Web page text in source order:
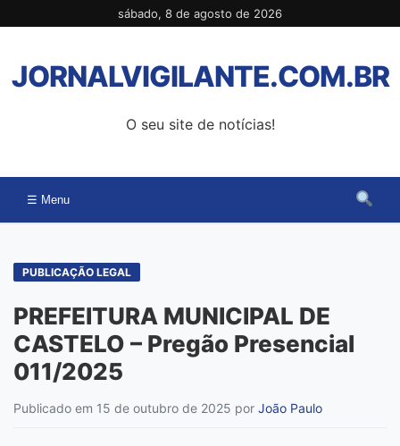
para
conteúdo
sábado, 8 de agosto de 2026
JORNALVIGILANTE.COM.BR
O seu site de notícias!
☰ Menu
PUBLICAÇÃO LEGAL
PREFEITURA MUNICIPAL DE
CASTELO – Pregão Presencial
011/2025
Publicado em 15 de outubro de 2025 por João Paulo